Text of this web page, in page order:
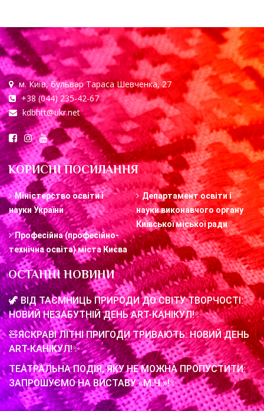
м. Київ, бульвар Тараса Шевченка, 27
+38 (044) 235-42-67
kdbhtt@ukr.net
КОРИСНІ ПОСИЛАННЯ
Міністерство освіти і
науки України
Професійна (професійно-
технічна освіта) міста Києва
Департамент освіти і
науки виконавчого органу
Київської міської ради
ОСТАННІ НОВИНИ
🦖 ВІД ТАЄМНИЦЬ ПРИРОДИ ДО СВІТУ ТВОРЧОСТІ:
НОВИЙ НЕЗАБУТНІЙ ДЕНЬ ART-КАНІКУЛ!✨
🧸ЯСКРАВІ ЛІТНІ ПРИГОДИ ТРИВАЮТЬ: НОВИЙ ДЕНЬ
ART-КАНІКУЛ!✨
ТЕАТРАЛЬНА ПОДІЯ, ЯКУ НЕ МОЖНА ПРОПУСТИТИ:
ЗАПРОШУЄМО НА ВИСТАВУ «М.Ч.»!✨